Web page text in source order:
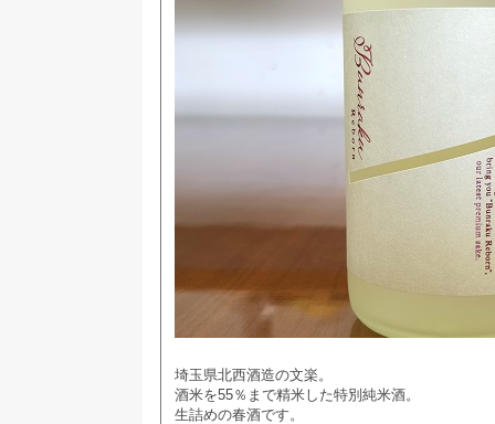
埼玉県北西酒造の文楽。
酒米を55％まで精米した特別純米酒。
生詰めの春酒です。